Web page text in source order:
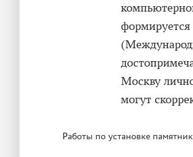
Москву
могут
Работы по установке